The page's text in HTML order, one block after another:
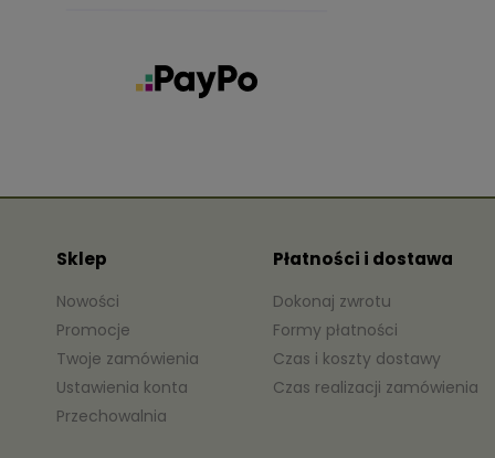
Sklep
Nowości
Promocje
Twoje zamówienia
Ustawienia konta
Przechowalnia
Płatności i dostawa
Dokonaj zwrotu
Formy płatności
Czas i koszty dostawy
Czas realizacji zamówienia